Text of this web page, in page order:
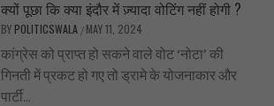
क्यों पूछा कि क्या इंदौर में ज़्यादा वोटिंग नहीं होगी ?
BY POLITICSWALA / MAY 11, 2024
कांग्रेस को प्राप्त हो सकने वाले वोट ‘नोटा’ की
गिनती में प्रकट हो गए तो ड्रामे के योजनाकार और
पार्टी...